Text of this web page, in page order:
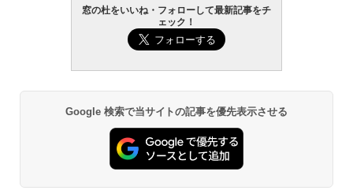
AIイラスト表現辞典: 思い通りの絵を引き
出す プロンプトの言葉 AI画像生成シリー
ズ (はぴーイラストLabo)
￥99
ClaudeCode いちばんやさしい 教科書:
非エンジニア 初心者 素人 でも安心 使い
方 マニュアル AI副業にもコンテンツ作成
にもKindle出版にも！ 非エンジニアのた
めのAIコーディング入門シリーズ
Amazon Kindle - 目に優しい、かさばら
ない、大きな画面で読みやすい、6週間持
書籍リーダー、ブラック、16GB、広告な
￥19,980
Kindle Paperwhite シグニチャーエディ
ション (32GB) 7インチディスプレイ、明
るさ自動調整、色調調節ライト、12週間
窓の杜をいいね・フォローして最新記事をチ
ェック！
Google 検索で当サイトの記事を優先表示させる